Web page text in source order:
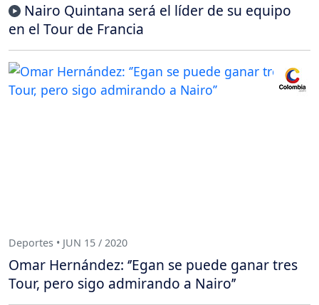
Nairo Quintana será el líder de su equipo
en el Tour de Francia
Deportes • JUN 15 / 2020
Omar Hernández: ‘’Egan se puede ganar tres
Tour, pero sigo admirando a Nairo’’